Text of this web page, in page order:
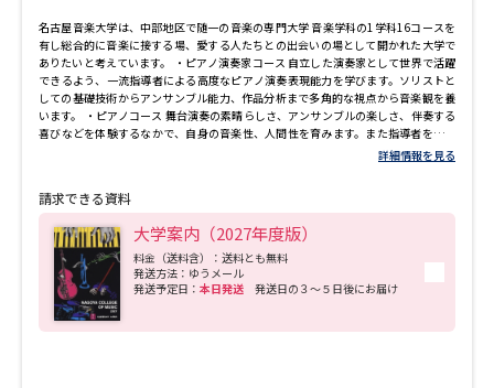
名古屋音楽大学は、中部地区で随一の音楽の専門大学 音楽学科の1学科16コースを
有し総合的に音楽に接する場、愛する人たちとの出会いの場として開かれた大学で
ありたいと考えています。 ・ピアノ演奏家コース 自立した演奏家として世界で活躍
できるよう、一流指導者による高度なピアノ演奏表現能力を学びます。ソリストと
しての基礎技術からアンサンブル能力、作品分析まで多角的な視点から音楽観を養
います。 ・ピアノコース 舞台演奏の素晴らしさ、アンサンブルの楽しさ、伴奏する
喜びなどを体験するなかで、自身の音楽性、人間性を育みます。また指導者を目指
す人は、幼児の音楽導入からその後の専門的な指導法までを総合的に学びます。 ・
す。基礎的な指揮技術とスコアリーディングを学び、他コースと関わる中で実践的
な表現力を養います。 ・管楽コース 個人レッスンでは、ソロ曲を中心に演奏技術・
表現力を高め、個性豊かな音楽家ることを目指した指導を行います。高い次元でア
ンサンブルができる多彩な力を養います。 ・弦楽コース 演奏力と指導力を兼ね備え
た一流の講師陣が指導にあたり、ソリストとしての個性的な能力を育成します。オ
ーケストラの合奏にも取り組むことで視野を広げ、即戦力を目指したアンサンブル
技術を磨きます。 ・打楽コース 様々な打楽器に触れながら演奏技術を磨きます。創
作活動や民族楽器の演奏など幅広い知識と経験が蓄積できるカリキュラムです。 ・
詳細情報を見る
請求できる資料
大学案内（2027年度版）
料金（送料含）：送料とも無料
発送方法：ゆうメール
発送予定日： 本日発送 発送日の３～５日後にお届け